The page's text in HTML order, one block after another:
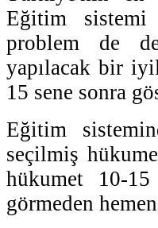
Eğitim
problem de
yapılacak bir
15 sene sonra
Eğitim
seçilmiş
hükumet 10-
görmeden